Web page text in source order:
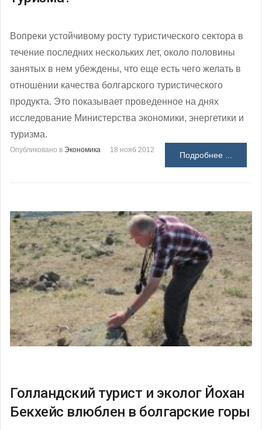
Вопреки устойчивому росту туристического сектора в
течение последних нескольких лет, около половины
занятых в нем убеждены, что еще есть чего желать в
отношении качества болгарского туристического
продукта. Это показывает проведенное на днях
исследование Министерства экономики, энергетики и
туризма.
Опубликовано в Экономика 18 нояб 2012
Подробнее ...
Голландский турист и эколог Йохан
Бекхейс влюблен в болгарские горы